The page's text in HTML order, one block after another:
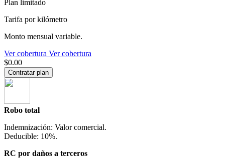
Plan limitado
Tarifa por kilómetro
Monto mensual variable.
Ver cobertura Ver cobertura
$0.00
Contratar plan
Robo total
Indemnización: Valor comercial.
Deducible: 10%.
RC por daños a terceros